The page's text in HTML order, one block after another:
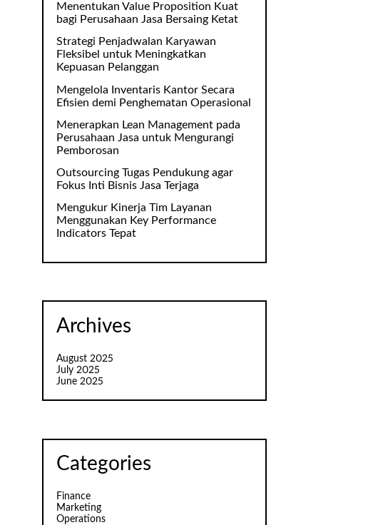
Menentukan Value Proposition Kuat
bagi Perusahaan Jasa Bersaing Ketat
Strategi Penjadwalan Karyawan
Fleksibel untuk Meningkatkan
Kepuasan Pelanggan
Mengelola Inventaris Kantor Secara
Efisien demi Penghematan Operasional
Menerapkan Lean Management pada
Perusahaan Jasa untuk Mengurangi
Pemborosan
Outsourcing Tugas Pendukung agar
Fokus Inti Bisnis Jasa Terjaga
Mengukur Kinerja Tim Layanan
Menggunakan Key Performance
Indicators Tepat
Archives
August 2025
July 2025
June 2025
Categories
Finance
Marketing
Operations